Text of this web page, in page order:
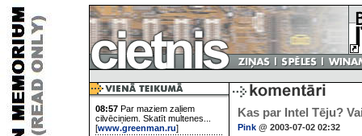
08:57 Par maziem zaļiem
cilvēciņiem. Skatīt multenes...
[www.greenman.ru]
Kas par Intel Tēju?
Pink @ 2003-07-02 02:32